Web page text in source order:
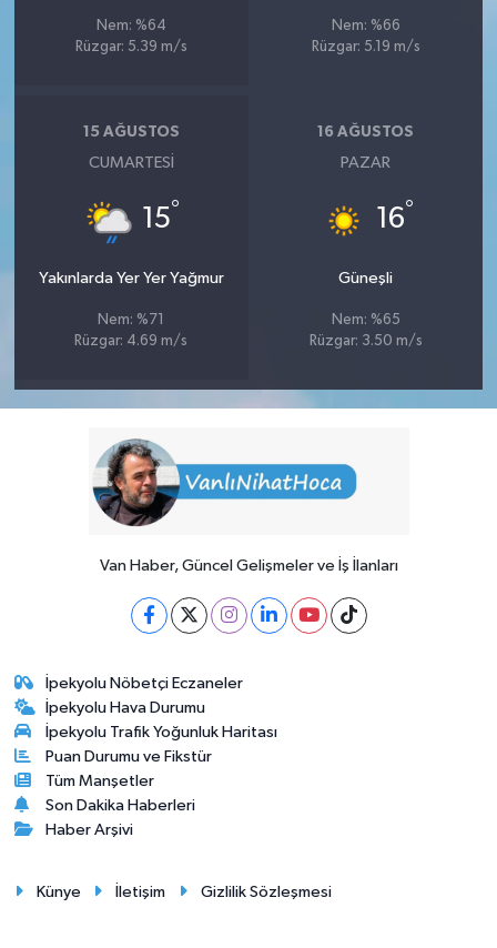
Nem: %64
Rüzgar: 5.39 m/s
Nem: %66
Rüzgar: 5.19 m/s
15 AĞUSTOS
CUMARTESI
15°
Yakınlarda Yer Yer Yağmur
Nem: %71
Rüzgar: 4.69 m/s
16 AĞUSTOS
PAZAR
16°
Güneşli
Nem: %65
Rüzgar: 3.50 m/s
Van Haber, Güncel Gelişmeler ve İş İlanları
İpekyolu Nöbetçi Eczaneler
İpekyolu Hava Durumu
İpekyolu Trafik Yoğunluk Haritası
Puan Durumu ve Fikstür
Tüm Manşetler
Son Dakika Haberleri
Haber Arşivi
Künye İletişim Gizlilik Sözleşmesi